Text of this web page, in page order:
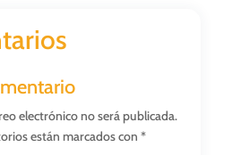
electrónico no será publicada.
están marcados con *